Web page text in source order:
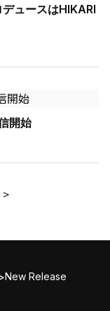
ュースはHIKARI
開始
>
New Release